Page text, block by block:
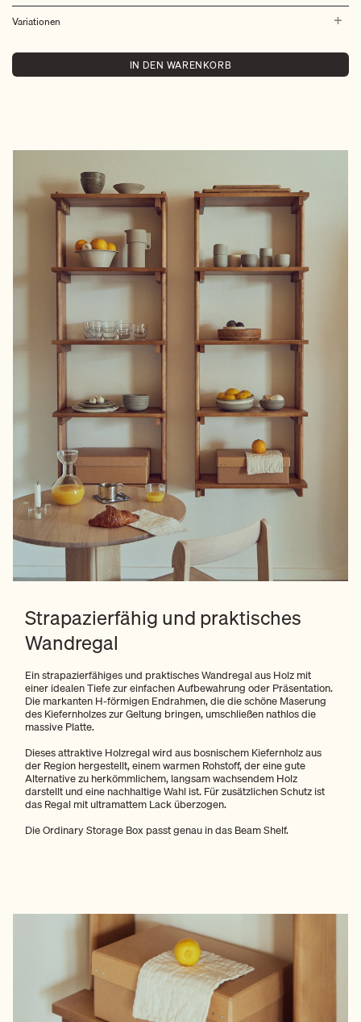
Variationen
IN DEN WARENKORB
Strapazierfähig und praktisches
Wandregal
Ein strapazierfähiges und praktisches Wandregal aus Holz mit
einer idealen Tiefe zur einfachen Aufbewahrung oder Präsentation.
Die markanten H-förmigen Endrahmen, die die schöne Maserung
des Kiefernholzes zur Geltung bringen, umschließen nathlos die
massive Platte.
Dieses attraktive Holzregal wird aus bosnischem Kiefernholz aus
der Region hergestellt, einem warmen Rohstoff, der eine gute
Alternative zu herkömmlichem, langsam wachsendem Holz
darstellt und eine nachhaltige Wahl ist. Für zusätzlichen Schutz ist
das Regal mit ultramattem Lack überzogen.
DieOrdinary Storage Box passt genau in das Beam Shelf.